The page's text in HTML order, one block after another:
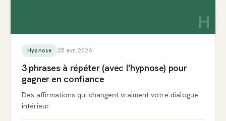
H
Hypnose 25 avr. 2026
3 phrases à répéter (avec l'hypnose) pour
gagner en confiance
Des affirmations qui changent vraiment votre dialogue
intérieur.